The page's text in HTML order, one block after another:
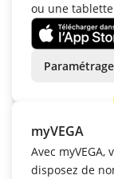
ou une
myVEGA
Avec
disposez de